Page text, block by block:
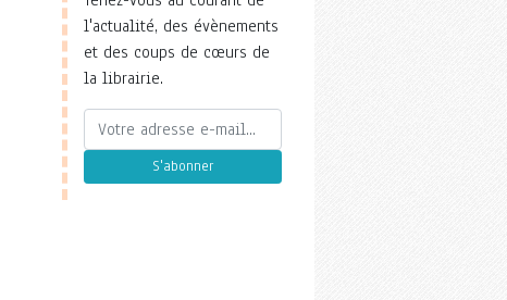
l'actualité, des évènements
et des coups de cœurs de
la librairie.
S'abonner